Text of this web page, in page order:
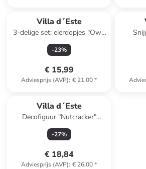
Villa d´Este
3-delige set: eierdopjes "Owl"
bruin/lichtroze/geel - (H)6 cm
-23%
€ 15,99
Adviesprijs (AVP): € 21,00*
Villa d´Este
Decofiguur "Nutcracker"
lichtroze/turquoise - (L)22 cm
-27%
€ 18,84
Adviesprijs (AVP): € 26,00*